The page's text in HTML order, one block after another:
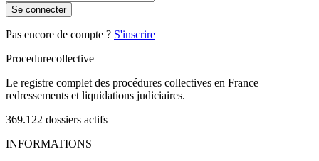
Se connecter
Pas encore de compte ? S'inscrire
Procedurecollective
Le registre complet des procédures collectives en France —
redressements et liquidations judiciaires.
369.122 dossiers actifs
INFORMATIONS